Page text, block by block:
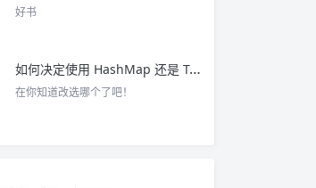
好书
如何决定使用 HashMap 还是 TreeMap？
在你知道改选哪个了吧！